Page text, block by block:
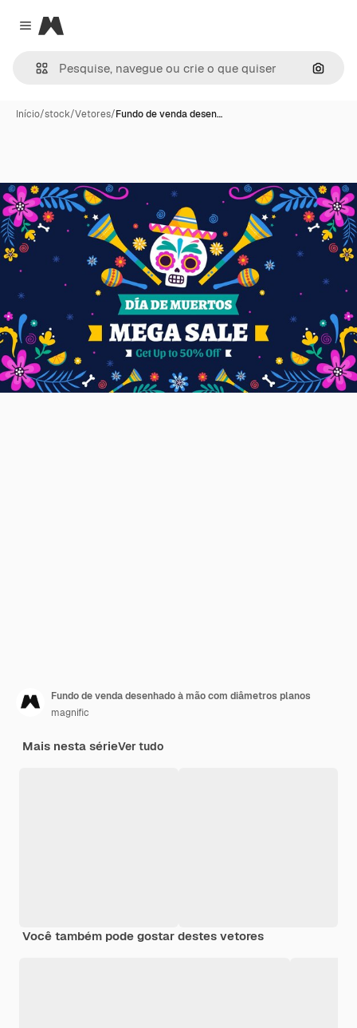
Close menu
Magnific
Início/stock/Vetores/Fundo de venda desen…
Fundo de venda desenhado à mão com diâmetros planos
magnific
Mais nesta sérieVer tudo
Você também pode gostar destes vetores